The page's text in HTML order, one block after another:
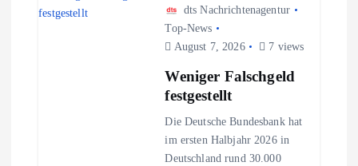
dts Nachrichtenagentur
Top-News
August 7, 2026
7 views
Weniger Falschgeld
festgestellt
Die Deutsche Bundesbank hat
im ersten Halbjahr 2026 in
Deutschland rund 30.000